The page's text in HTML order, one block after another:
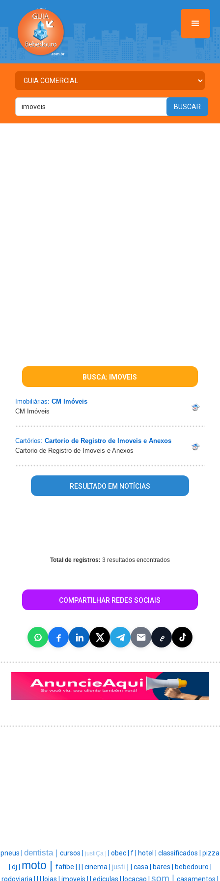
BUSCA: IMOVEIS
Imobiliárias: CM Imóveis
CM Imóveis
Cartórios: Cartorio de Registro de Imoveis e Anexos
Cartorio de Registro de Imoveis e Anexos
RESULTADO EM NOTÍCIAS
Total de registros: 3 resultados encontrados
COMPARTILHAR REDES SOCIAIS
pneus | dentista | cursos | justiÇa | | obec | f | hotel | classificados | pizza
| dj | moto | fafibe | | | cinema | justi | | casa | bares | bebedouro |
rodoviaria | | | lojas | imoveis | | ediculas | locacao | som | casamentos |